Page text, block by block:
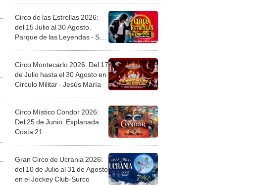
Circo de las Estrellas 2026:
del 15 Julio al 30 Agosto.
Parque de las Leyendas - San
Circo Montecarlo 2026: Del 17
de Julio hasta el 30 Agosto en
Círculo Militar - Jesús María
Circo Místico Condor 2026:
Del 25 de Junio. Explanada
Costa 21
Gran Circo de Ucrania 2026:
del 10 de Julio al 31 de Agosto
en el Jockey Club-Surco